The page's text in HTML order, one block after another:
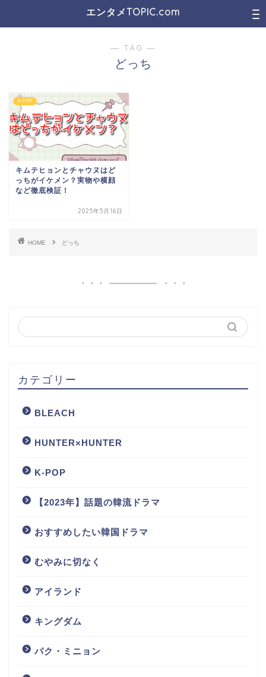
エンタメTOPIC.com
― TAG ―
どっち
K-POP
キムテヒョンとチャウヌはど
っちがイケメン？実物や横顔
など徹底検証！
2025年5月16日
HOME どっち
カテゴリー
BLEACH
HUNTER×HUNTER
K-POP
【2023年】話題の韓流ドラマ
おすすめしたい韓国ドラマ
むやみに切なく
アイランド
キングダム
パク・ミニョン